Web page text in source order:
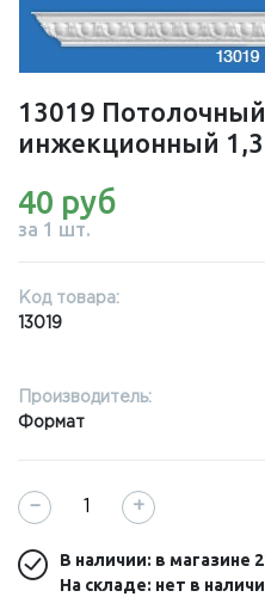
13019
инжекционный
40 руб
за 1 шт.
Код товара:
13019
Производитель:
Формат
− +
В наличии: в магазине
На складе: нет в